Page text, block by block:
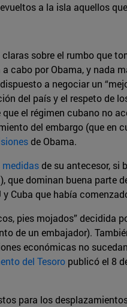
a la isla aquellos
sobre el rumbo que
cabo por Obama, y nada
a negociar un
del país y el respeto de
el régimen cubano no
del embargo (que en
de Obama.
de su antecesor, si
que dominan buena parte
Cuba que había
pies mojados” decidida
de un embajador).
económicas no
del Tesoro publicó el 8
para los